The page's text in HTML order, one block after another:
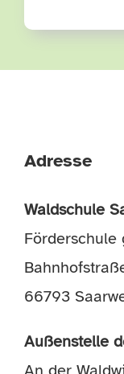
Adresse
Waldschule
Förderschule
66793
Außenstelle